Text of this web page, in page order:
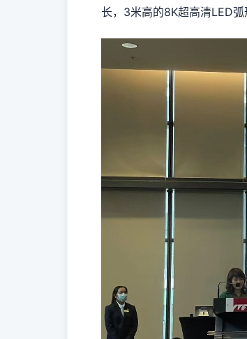
长，3米高的8K超高清LED